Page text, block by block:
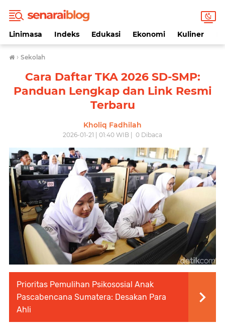
Linimasa Indeks Edukasi Ekonomi Kuliner
› Sekolah
Cara Daftar TKA 2026 SD-SMP:
Panduan Lengkap dan Link Resmi
Terbaru
Kholiq Fadhilah
2026-01-21 | 01:40 WIB | 0 Dibaca
Prioritas Pemulihan Psikososial Anak
Pascabencana Sumatera: Desakan Para
Ahli